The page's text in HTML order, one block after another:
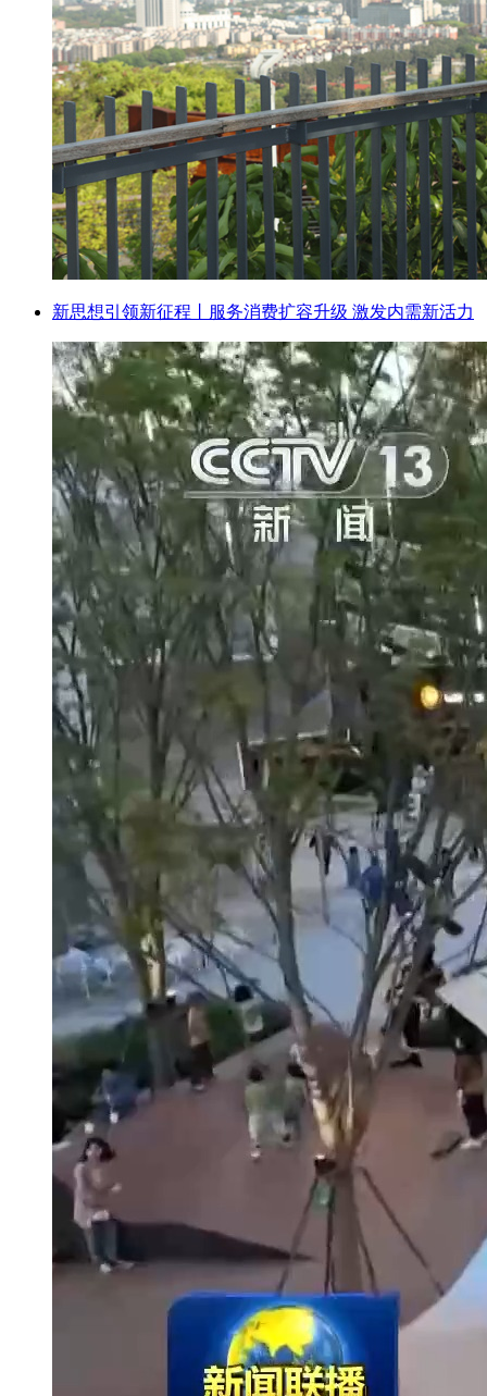
新思想引领新征程丨服务消费扩容升级 激发内需新活力